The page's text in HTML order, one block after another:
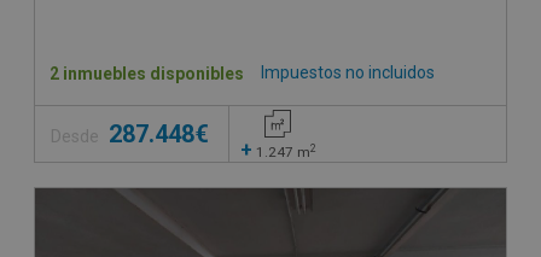
Impuestos no incluidos
2 inmuebles disponibles
Desde 287.448€
+ 1.247 m2